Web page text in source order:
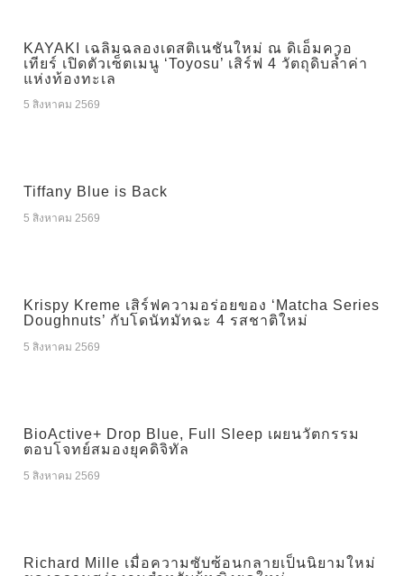
KAYAKI เฉลิมฉลองเดสติเนชันใหม่ ณ ดิเอ็มควอ
เทียร์ เปิดตัวเซ็ตเมนู ‘Toyosu’ เสิร์ฟ 4 วัตถุดิบล้ำค่า
แห่งท้องทะเล
5 สิงหาคม 2569
Tiffany Blue is Back
5 สิงหาคม 2569
Krispy Kreme เสิร์ฟความอร่อยของ ‘Matcha Series
Doughnuts’ กับโดนัทมัทฉะ 4 รสชาติใหม่
5 สิงหาคม 2569
BioActive+ Drop Blue, Full Sleep เผยนวัตกรรม
ตอบโจทย์สมองยุคดิจิทัล
5 สิงหาคม 2569
Richard Mille เมื่อความซับซ้อนกลายเป็นนิยามใหม่